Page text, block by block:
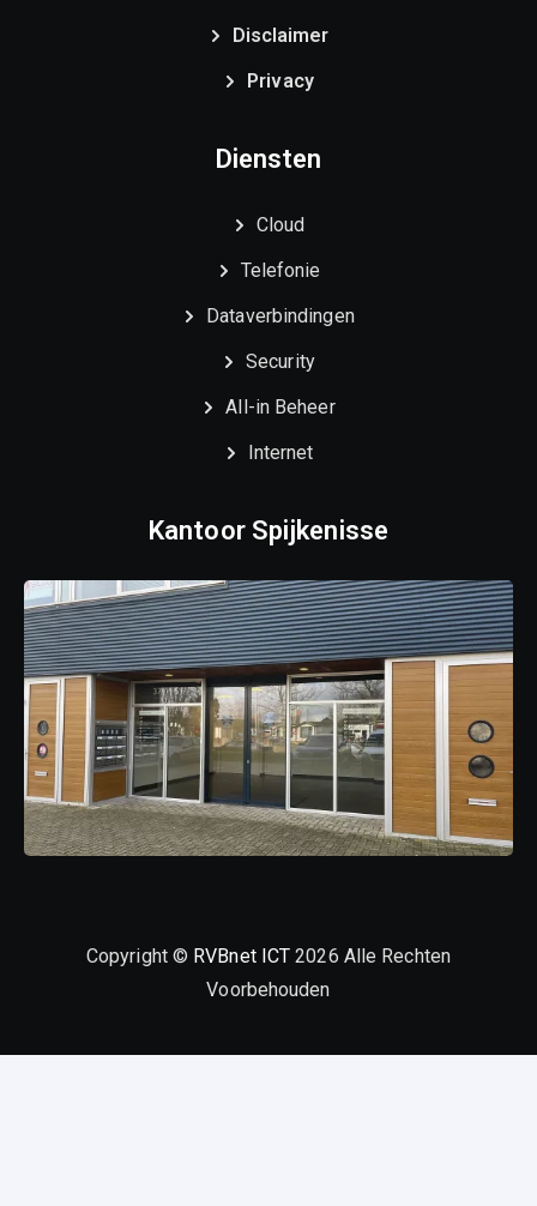
Disclaimer
Privacy
Diensten
Cloud
Telefonie
Dataverbindingen
Security
All-in Beheer
Internet
Kantoor Spijkenisse
Copyright © RVBnet ICT 2026 Alle Rechten
Voorbehouden